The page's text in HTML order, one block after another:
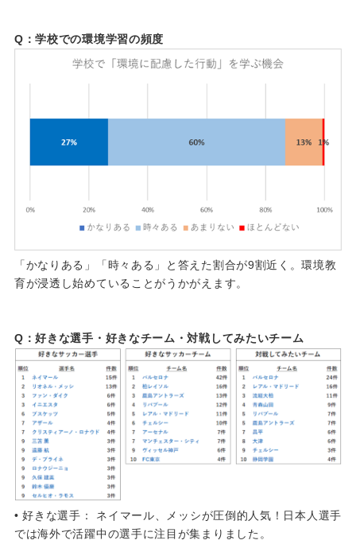
Q：学校での環境学習の頻度
「かなりある」「時々ある」と答えた割合が9割近く。環境教
育が浸透し始めていることがうかがえます。
Q：好きな選手・好きなチーム・対戦してみたいチーム
• 好きな選手： ネイマール、メッシが圧倒的人気！日本人選手
では海外で活躍中の選手に注目が集まりました。